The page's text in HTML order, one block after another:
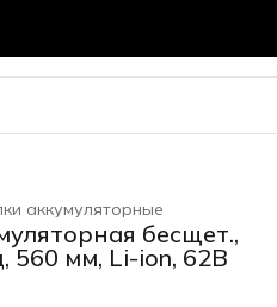
аккумуляторные
›
бесщет.,
560 мм, Li-ion, 62В